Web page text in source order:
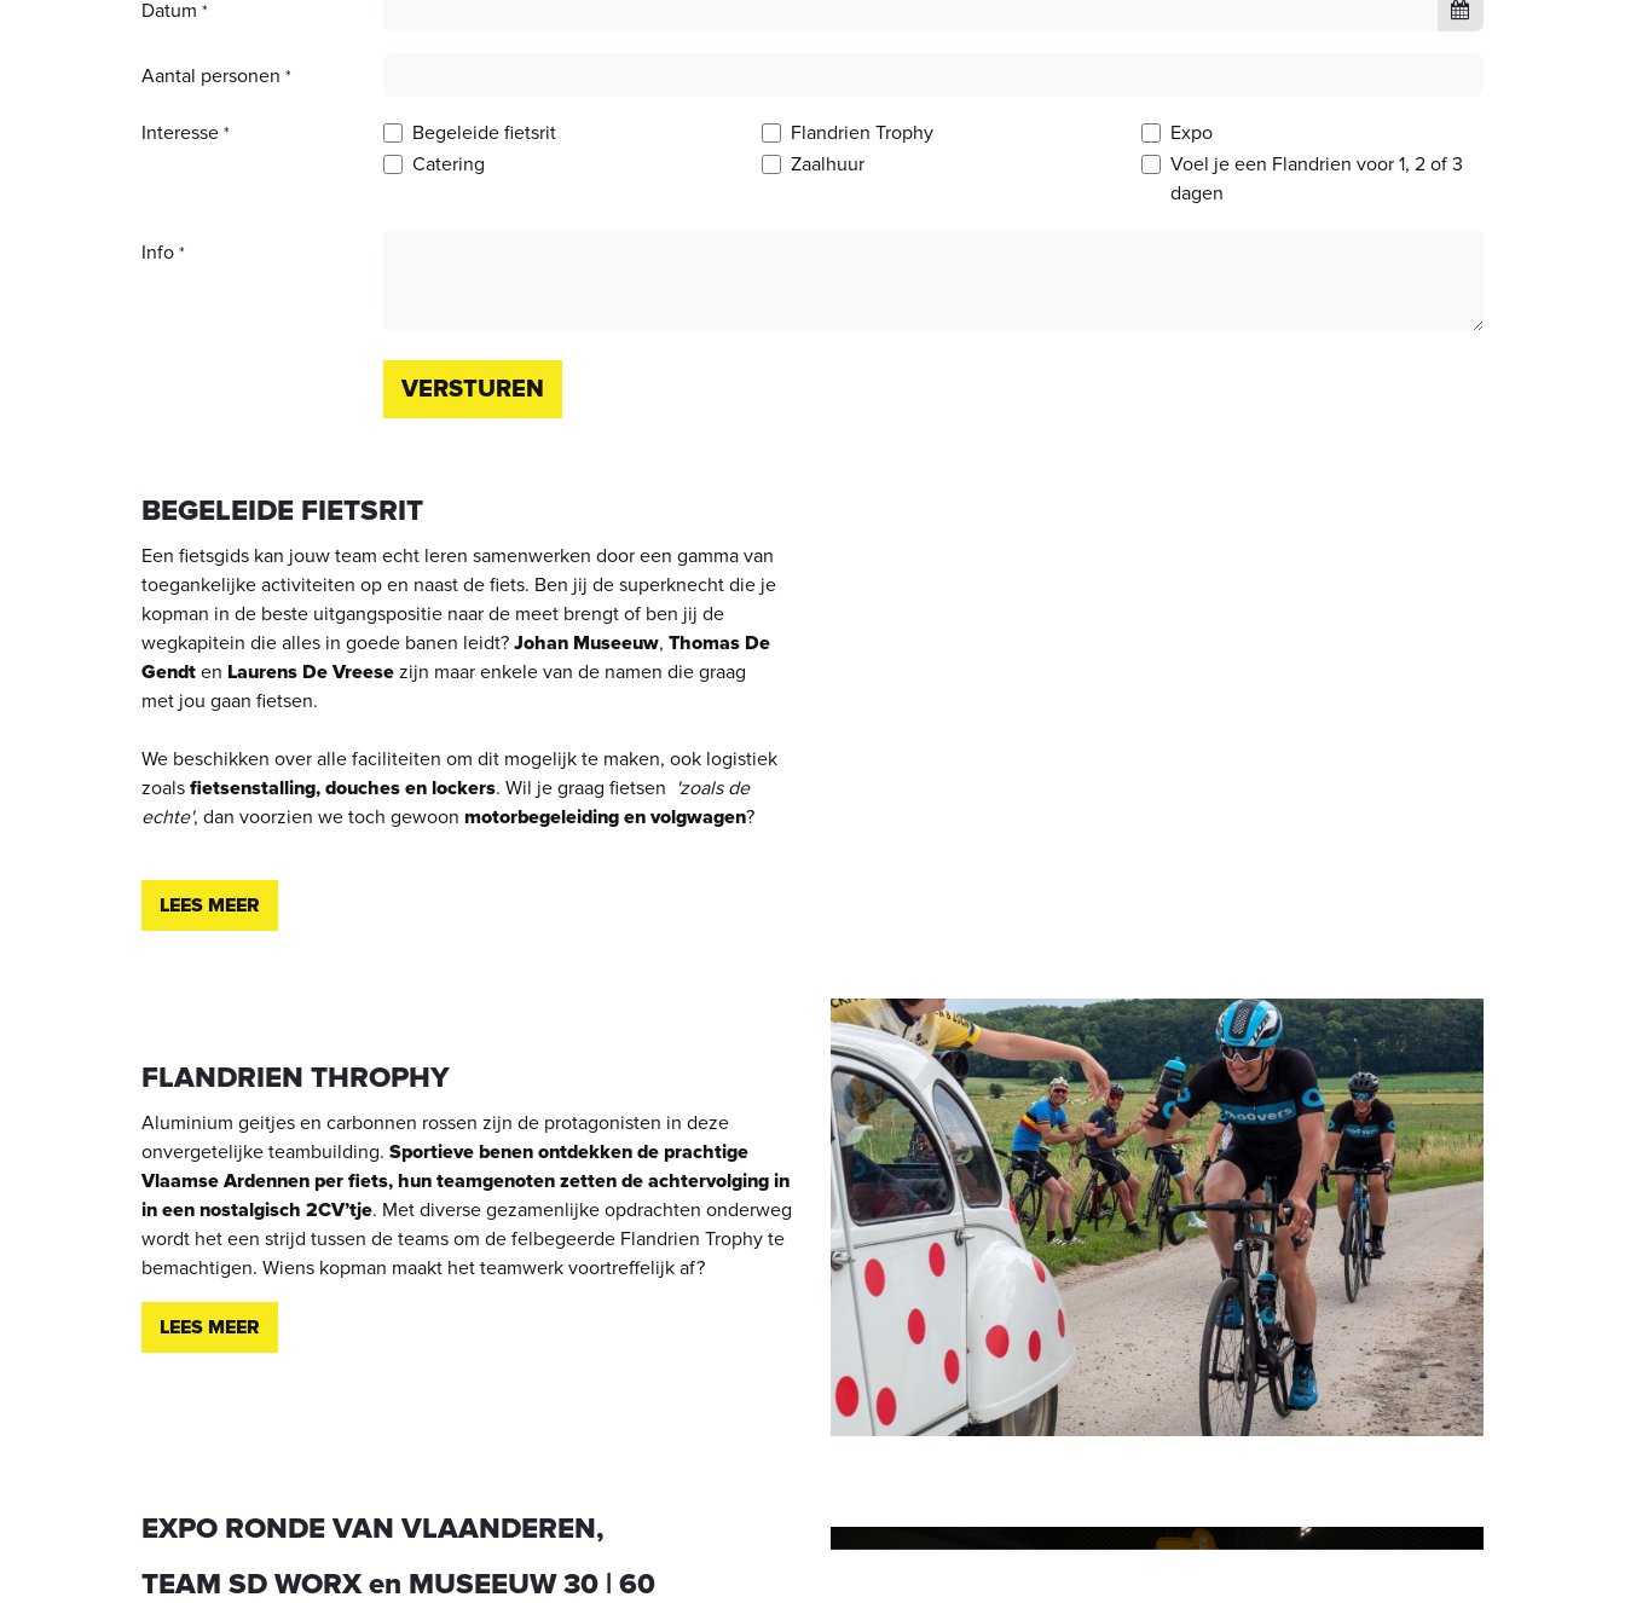
Datum *
Aantal personen *
Interesse * Begeleide fietsrit Flandrien Trophy
Expo
Catering
Zaalhuur
Voel je een Flandrien voor 1, 2 of 3
dagen
Info *
VERSTUREN
BEGELEIDE FIETSRIT
Een fietsgids kan jouw team echt leren samenwerken door een gamma van
toegankelijke activiteiten op en naast de fiets. Ben jij de superknecht die je
kopman in de beste uitgangspositie naar de meet brengt of ben jij de
wegkapitein die alles in goede banen leidt? Johan Museeuw, Thomas De
Gendt en Laurens De Vreese zijn maar enkele van de namen die graag
met jou gaan fietsen.
We beschikken over alle faciliteiten om dit mogelijk te maken, ook logistiek
zoals fietsenstalling, douches en lockers. Wil je graag fietsen 'zoals de
echte', dan voorzien we toch gewoon motorbegeleiding en volgwagen?
LEES MEER
FLANDRIEN THROPHY
Aluminium geitjes en carbonnen rossen zijn de protagonisten in deze
onvergetelijke teambuilding. Sportieve benen ontdekken de prachtige
Vlaamse Ardennen per fiets, hun teamgenoten zetten de achtervolging in
in een nostalgisch 2CV’tje. Met diverse gezamenlijke opdrachten onderweg
wordt het een strijd tussen de teams om de felbegeerde Flandrien Trophy te
bemachtigen. Wiens kopman maakt het teamwerk voortreffelijk af?
LEES MEER
EXPO RONDE VAN VLAANDEREN,
TEAM SD WORX en MUSEEUW 30 | 60